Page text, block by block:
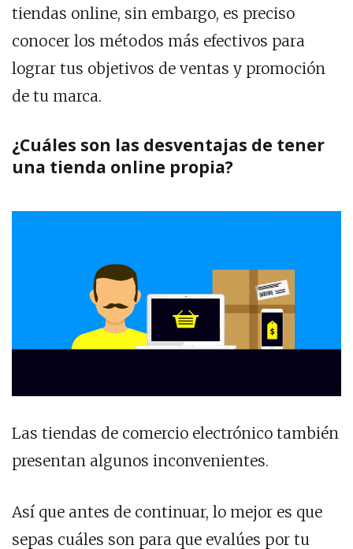
tiendas online, sin embargo, es preciso
conocer los métodos más efectivos para
lograr tus objetivos de ventas y promoción
de tu marca.
¿Cuáles son las desventajas de tener
una tienda online propia?
Las tiendas de comercio electrónico también
presentan algunos inconvenientes.
Así que antes de continuar, lo mejor es que
sepas cuáles son para que evalúes por tu